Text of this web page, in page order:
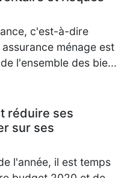
c'est-à-dire
ménage est
l'ensemble des bie...
réduire ses
sur ses
l'année, il est temps